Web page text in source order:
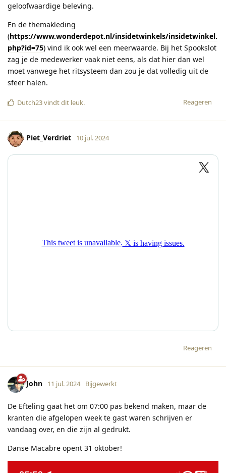
geloofwaardige beleving.
En de themakleding
(https://www.wonderdepot.nl/insidetwinkels/insidetwinkel.
php?id=75) vind ik ook wel een meerwaarde. Bij het Spookslot
zag je de medewerker vaak niet eens, als dat hier dan wel
moet vanwege het ritsysteem dan zou je dat volledig uit de
sfeer halen.
Reageren
Dutch23vindt dit leuk.
Piet_Verdriet 10 jul. 2024
Reageren
John 11 jul. 2024 Bijgewerkt
De Efteling gaat het om 07:00 pas bekend maken, maar de
kranten die afgelopen week te gast waren schrijven er
vandaag over, en die zijn al gedrukt.
Danse Macabre opent 31 oktober!